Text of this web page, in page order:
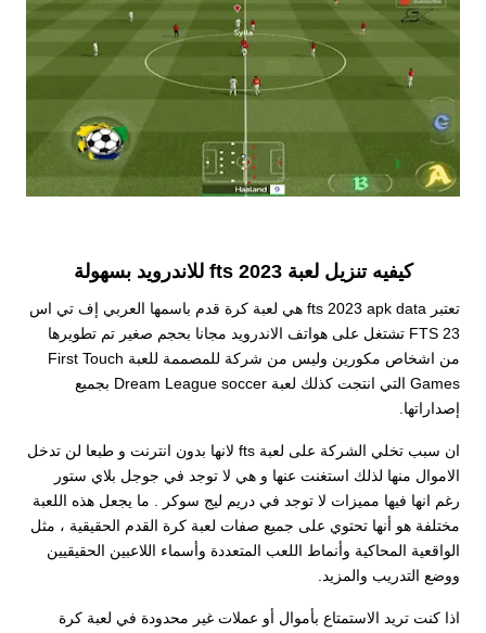
كيفيه تنزيل لعبة fts 2023 للاندرويد بسهولة
تعتبر fts 2023 apk data هي لعبة كرة قدم باسمها العربي إف تي اس
FTS 23 تشتغل على هواتف الاندرويد مجانا بحجم صغير تم تطويرها
من اشخاص مكورين وليس من شركة للمصممة للعبة First Touch
Games التي انتجت كذلك لعبة Dream League soccer بجميع
إصداراتها.
ان سبب تخلي الشركة على لعبة fts لانها بدون انترنت و طبعا لن تدخل
الاموال منها لذلك استغنت عنها و هي لا توجد في جوجل بلاي ستور
رغم انها فيها مميزات لا توجد في دريم ليج سوكر . ما يجعل هذه اللعبة
مختلفة هو أنها تحتوي على جميع صفات لعبة كرة القدم الحقيقية ، مثل
الواقعية المحاكية وأنماط اللعب المتعددة وأسماء اللاعبين الحقيقيين
ووضع التدريب والمزيد.
اذا كنت تريد الاستمتاع بأموال أو عملات غير محدودة في لعبة كرة